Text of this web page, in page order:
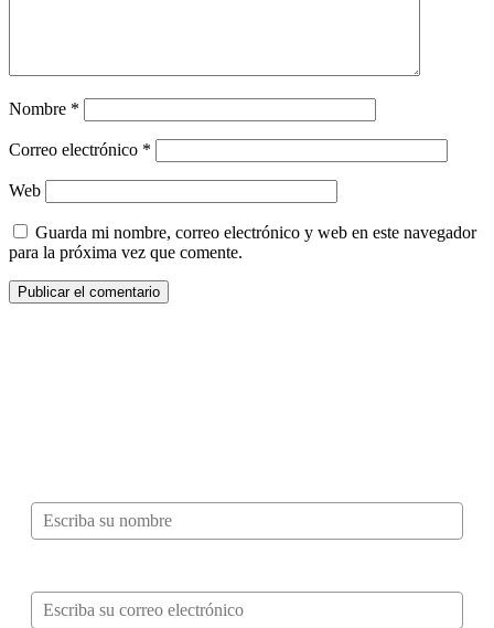
Nombre *
Correo electrónico *
Web
Guarda mi nombre, correo electrónico y web en este navegador
para la próxima vez que comente.